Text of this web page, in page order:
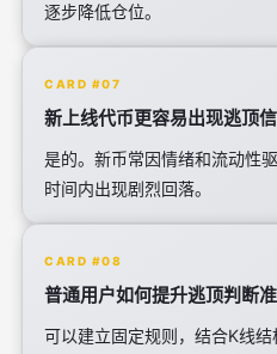
逐步降低仓位。
CARD #07
新上线代币更容易出现逃顶信
是的。新币常因情绪和流动性
时间内出现剧烈回落。
CARD #08
普通用户如何提升逃顶判断准
可以建立固定规则，结合K线